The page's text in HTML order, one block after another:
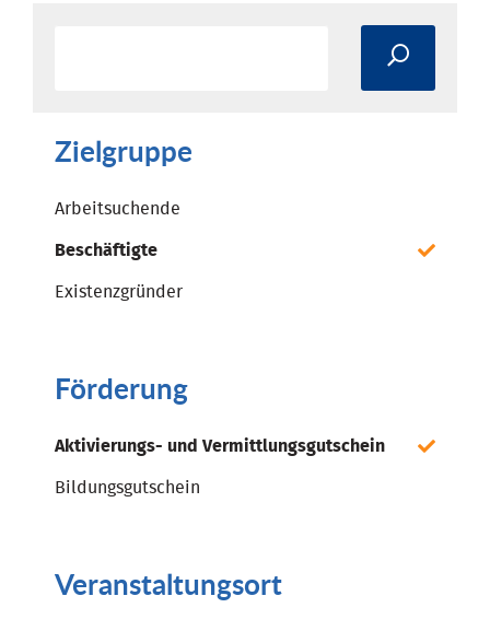
Zielgruppe
Arbeitsuchende
Beschäftigte
Existenzgründer
Förderung
Aktivierungs- und Vermittlungsgutschein
Bildungsgutschein
Veranstaltungsort